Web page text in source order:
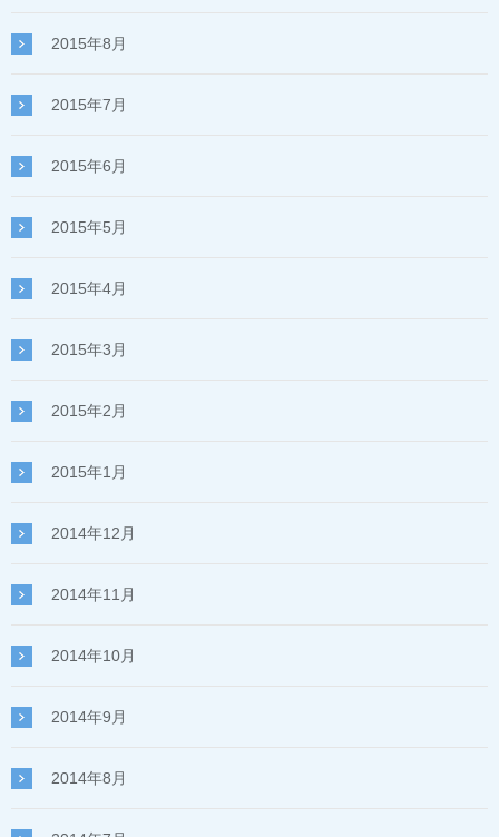
2015年8月
2015年7月
2015年6月
2015年5月
2015年4月
2015年3月
2015年2月
2015年1月
2014年12月
2014年11月
2014年10月
2014年9月
2014年8月